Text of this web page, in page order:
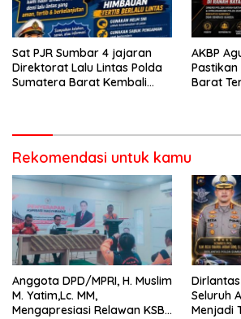
Sat PJR Sumbar 4 jajaran
Direktorat Lalu Lintas Polda
Sumatera Barat Kembali
AKBP
Pastikan
Barat
Rekomendasi untuk kamu
Anggota DPD/MPRI, H. Muslim
M. Yatim,Lc. MM,
Mengapresiasi Relawan KSB
Seluruh
Menjadi